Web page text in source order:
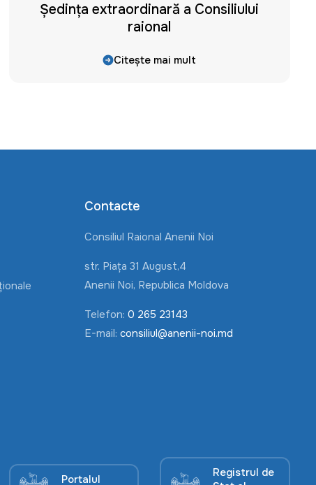
Ședința extraordinară a Consiliului
raional
Citește mai mult
Contacte
Consiliul Raional Anenii Noi
str. Piața 31 August,4
Anenii Noi, Republica Moldova
Telefon: 0 265 23143
E-mail: consiliul@anenii-noi.md
Portalul
Registrul de